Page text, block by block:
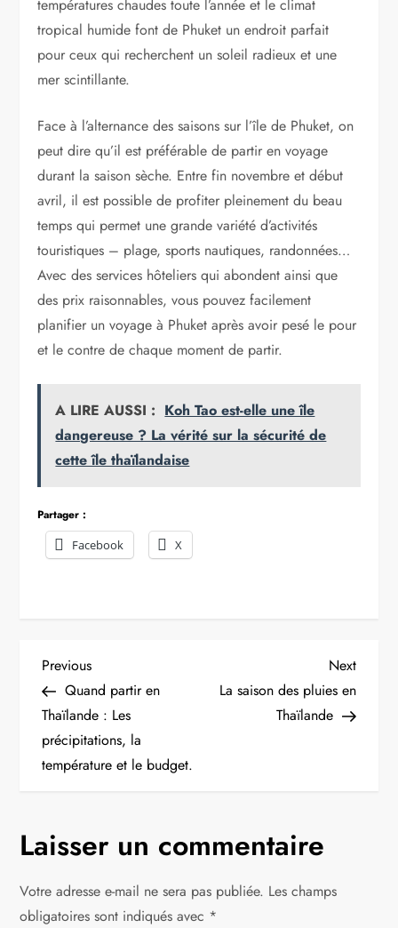
températures chaudes toute l’année et le climat
tropical humide font de Phuket un endroit parfait
pour ceux qui recherchent un soleil radieux et une
mer scintillante.
Face à l’alternance des saisons sur l’île de Phuket, on
peut dire qu’il est préférable de partir en voyage
durant la saison sèche. Entre fin novembre et début
avril, il est possible de profiter pleinement du beau
temps qui permet une grande variété d’activités
touristiques – plage, sports nautiques, randonnées…
Avec des services hôteliers qui abondent ainsi que
des prix raisonnables, vous pouvez facilement
planifier un voyage à Phuket après avoir pesé le pour
et le contre de chaque moment de partir.
A LIRE AUSSI : Koh Tao est-elle une île
dangereuse ? La vérité sur la sécurité de
cette île thaïlandaise
Partager :
Facebook
X
N
a
v
g
a
Previous
Post
Previous
Quand partir en
Thaïlande : Les
précipitations, la
température et le budget.
Next
Post
Next
La saison des pluies en
Thaïlande
Laisser un commentaire
Votre adresse e-mail ne sera pas publiée. Les champs
obligatoires sont indiqués avec *